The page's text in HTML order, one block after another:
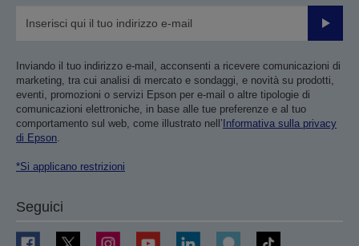
Invia
Inviando il tuo indirizzo e-mail, acconsenti a ricevere comunicazioni di
marketing, tra cui analisi di mercato e sondaggi, e novità su prodotti,
eventi, promozioni o servizi Epson per e-mail o altre tipologie di
comunicazioni elettroniche, in base alle tue preferenze e al tuo
comportamento sul web, come illustrato nell’Informativa sulla privacy
di Epson
*Si applicano restrizioni
Seguici